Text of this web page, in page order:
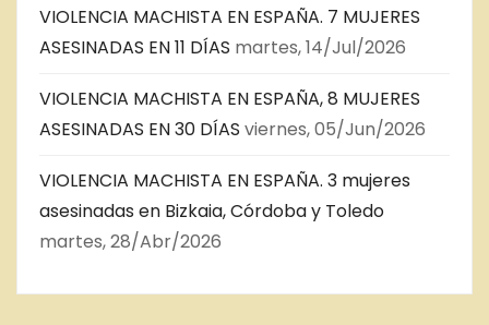
VIOLENCIA MACHISTA EN ESPAÑA. 7 MUJERES
ASESINADAS EN 11 DÍAS martes, 14/Jul/2026
VIOLENCIA MACHISTA EN ESPAÑA, 8 MUJERES
ASESINADAS EN 30 DÍAS viernes, 05/Jun/2026
VIOLENCIA MACHISTA EN ESPAÑA. 3 mujeres
asesinadas en Bizkaia, Córdoba y Toledo
martes, 28/Abr/2026